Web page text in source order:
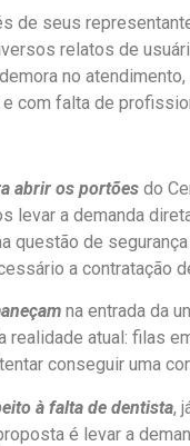
de seus
relatos de
no
com falta de
abrir os portões do
levar a demanda
questão de
a contratação
na entrada da
realidade atual: filas
conseguir uma
à falta de dentista,
é levar a